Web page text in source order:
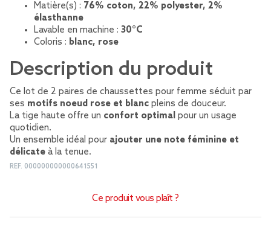
Matière(s) : 76% coton, 22% polyester, 2%
élasthanne
Lavable en machine : 30°C
Coloris : blanc, rose
Description du produit
Ce lot de 2 paires de chaussettes pour femme séduit par
ses motifs noeud rose et blanc pleins de douceur.
La tige haute offre un confort optimal pour un usage
quotidien.
Un ensemble idéal pour ajouter une note féminine et
délicate à la tenue.
REF. 000000000000641551
Ce produit vous plaît ?